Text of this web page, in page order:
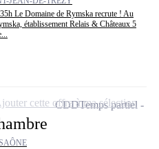
Le Domaine de Rymska recrute ! Au
établissement Relais & Châteaux 5
CDDTemps partiel
cette offre à ma sélection